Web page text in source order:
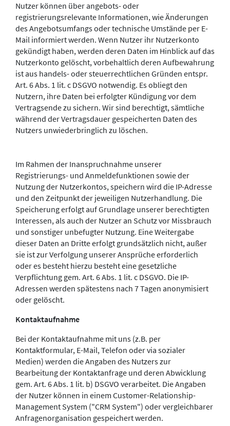
Nutzer können über angebots- oder
registrierungsrelevante Informationen, wie Änderungen
des Angebotsumfangs oder technische Umstände per E-
Mail informiert werden. Wenn Nutzer ihr Nutzerkonto
gekündigt haben, werden deren Daten im Hinblick auf das
Nutzerkonto gelöscht, vorbehaltlich deren Aufbewahrung
ist aus handels- oder steuerrechtlichen Gründen entspr.
Art. 6 Abs. 1 lit. c DSGVO notwendig. Es obliegt den
Nutzern, ihre Daten bei erfolgter Kündigung vor dem
Vertragsende zu sichern. Wir sind berechtigt, sämtliche
während der Vertragsdauer gespeicherten Daten des
Nutzers unwiederbringlich zu löschen.
Im Rahmen der Inanspruchnahme unserer
Registrierungs- und Anmeldefunktionen sowie der
Nutzung der Nutzerkontos, speichern wird die IP-Adresse
und den Zeitpunkt der jeweiligen Nutzerhandlung. Die
Speicherung erfolgt auf Grundlage unserer berechtigten
Interessen, als auch der Nutzer an Schutz vor Missbrauch
und sonstiger unbefugter Nutzung. Eine Weitergabe
dieser Daten an Dritte erfolgt grundsätzlich nicht, außer
sie ist zur Verfolgung unserer Ansprüche erforderlich
oder es besteht hierzu besteht eine gesetzliche
Verpflichtung gem. Art. 6 Abs. 1 lit. c DSGVO. Die IP-
Adressen werden spätestens nach 7 Tagen anonymisiert
oder gelöscht.
Kontaktaufnahme
Bei der Kontaktaufnahme mit uns (z.B. per
Kontaktformular, E-Mail, Telefon oder via sozialer
Medien) werden die Angaben des Nutzers zur
Bearbeitung der Kontaktanfrage und deren Abwicklung
gem. Art. 6 Abs. 1 lit. b) DSGVO verarbeitet. Die Angaben
der Nutzer können in einem Customer-Relationship-
Management System ("CRM System") oder vergleichbarer
Anfragenorganisation gespeichert werden.